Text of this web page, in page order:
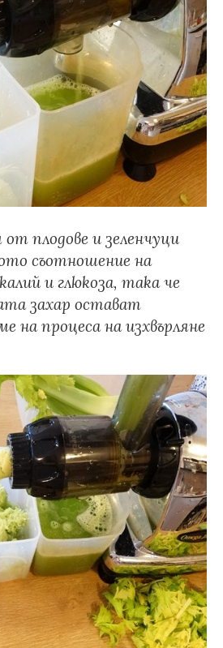
плодове и зеленчуци
съотношение на
и глюкоза, така че
захар остават
на процеса на изхвърляне